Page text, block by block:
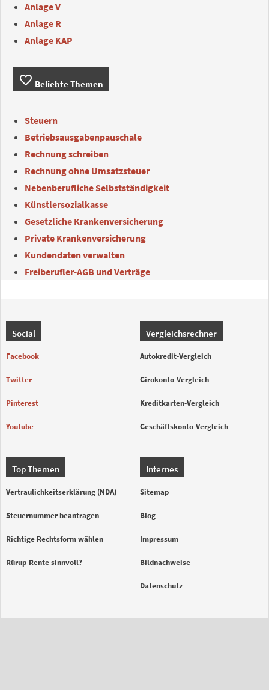
Anlage V
Anlage R
Anlage KAP
favorite_border Beliebte Themen
Steuern
Betriebsausgabenpauschale
Rechnung schreiben
Rechnung ohne Umsatzsteuer
Nebenberufliche Selbstständigkeit
Künstlersozialkasse
Gesetzliche Krankenversicherung
Private Krankenversicherung
Kundendaten verwalten
Freiberufler-AGB und Verträge
Social
Facebook
Twitter
Pinterest
Youtube
Vergleichsrechner
Autokredit-Vergleich
Girokonto-Vergleich
Kreditkarten-Vergleich
Geschäftskonto-Vergleich
Top Themen
Vertraulichkeitserklärung (NDA)
Steuernummer beantragen
Richtige Rechtsform wählen
Rürup-Rente sinnvoll?
Internes
Sitemap
Blog
Impressum
Bildnachweise
Datenschutz